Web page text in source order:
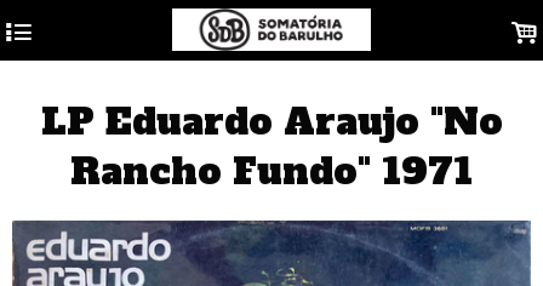
4 .
LP Eduardo Araujo "No
Rancho Fundo" 1971